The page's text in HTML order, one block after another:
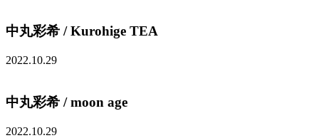
中丸彩希 / Kurohige TEA
2022.10.29
中丸彩希 / moon age
2022.10.29